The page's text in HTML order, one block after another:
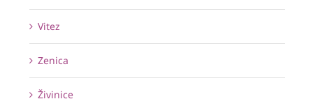
Vitez
Zenica
Živinice